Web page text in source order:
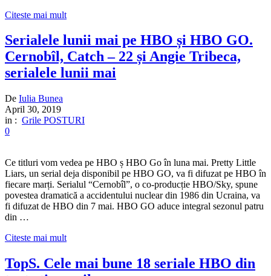
Citeste mai mult
Serialele lunii mai pe HBO și HBO GO.
Cernobîl, Catch – 22 și Angie Tribeca,
serialele lunii mai
De Iulia Bunea
April 30, 2019
in : Grile POSTURI
0
Ce titluri vom vedea pe HBO ș HBO Go în luna mai. Pretty Little
Liars, un serial deja disponibil pe HBO GO, va fi difuzat pe HBO în
fiecare marți. Serialul “Cernobîl”, o co-producție HBO/Sky, spune
povestea dramatică a accidentului nuclear din 1986 din Ucraina, va
fi difuzat de HBO din 7 mai. HBO GO aduce integral sezonul patru
din …
Citeste mai mult
TopS. Cele mai bune 18 seriale HBO din